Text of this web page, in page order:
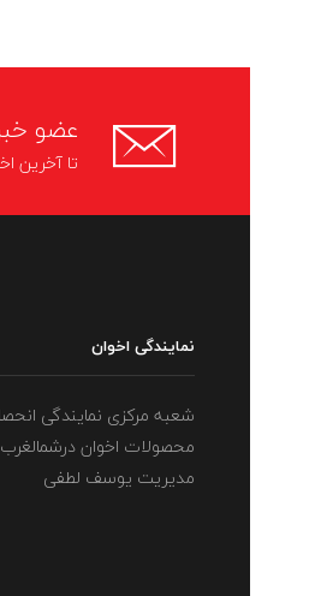
عضو
تا آخرین
نمایندگی اخوان
شعبه مرکزی نمایندگی
محصولات اخوان
مدیریت یوسف لطفی